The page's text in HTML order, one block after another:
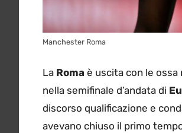
Manchester Roma
La Roma è uscita con le ossa
nella semifinale d’andata di
discorso qualificazione e
avevano chiuso il primo